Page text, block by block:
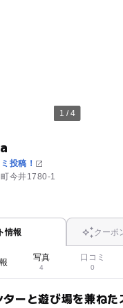
1 / 4
投稿！
今井1780-1
情報 クーポ
写真
4
口コミ
0
ーと遊び場を兼ねた